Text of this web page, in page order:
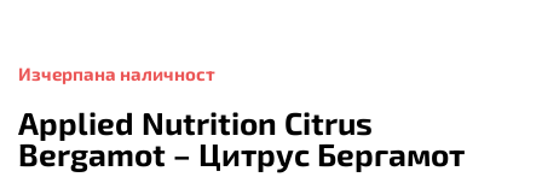
Изчерпана наличност
Applied Nutrition Citrus
Bergamot – Цитрус Бергамот